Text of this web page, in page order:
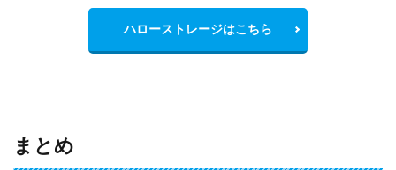
ハローストレージはこちら
まとめ